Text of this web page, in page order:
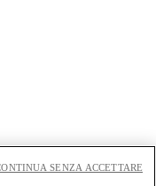
SENZA ACCETTARE